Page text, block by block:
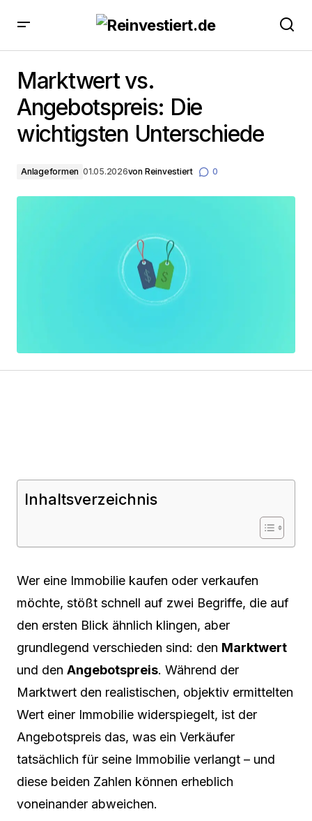
Unterschiede
Marktwert vs.
Angebotspreis: Die
wichtigsten Unterschiede
Anlageformen 01.05.2026von Reinvestiert 0
Inhaltsverzeichnis
Wer eine Immobilie kaufen oder verkaufen
möchte, stößt schnell auf zwei Begriffe, die auf
den ersten Blick ähnlich klingen, aber
grundlegend verschieden sind: den Marktwert
und den Angebotspreis. Während der
Marktwert den realistischen, objektiv ermittelten
Wert einer Immobilie widerspiegelt, ist der
Angebotspreis das, was ein Verkäufer
tatsächlich für seine Immobilie verlangt – und
diese beiden Zahlen können erheblich
voneinander abweichen.